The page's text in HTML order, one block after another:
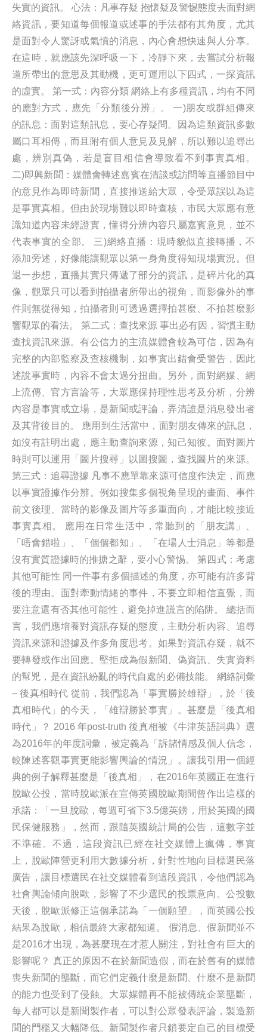
失實的資訊。 心法：凡事存疑 抱懷疑及警惕態度去面對網
絡資訊，要知道每個報道或述事的手法都有其角度，尤其
是面對令人驚訝或氣憤的消息，內心會想快速與人分享。
在這時，就應該先深呼吸一下，冷靜下來，去嘗試分析報
道所帶出的意思及其動機，更可運用以下四式，一探資訊
的虛實。 第一式：內容分類 網絡上有多種資訊，均有不同
的應對方式，應先「分類後分辨」。 一)朋友或群組傳來
的訊息：面對這類訊息，要心存疑問。因為這類資訊多數
屬口耳相傳，而且附有個人意見及見解，所以難以追尋出
處，辨別真偽，若是盲目相信會導致看不到事實真相。
二)即興新聞：媒體會轉述嘉賓在清談或訪問等直播節目中
的意見作為即時新聞，直接推送給大眾，令受眾誤以為這
是事實真相。但由於現場難以即時查核，市民大眾應有意
識知道內容未經證實，懂得分辨內容只屬嘉賓意見，並不
代表事實的全部。 三)網絡直播：現時貌似直接轉播，不
添加旁述，好像能讓觀眾以第一身角度得知現場實況。但
退一步想，直播其實只傳遞了部分的資訊，是碎片化的真
像，觀眾只可以看到拍攝者所帶出的視角，而影像外的事
件則無從得知，拍攝者則可透過選擇拍甚麼、不拍甚麼影
響觀眾的看法。 第二式：查找來源 事出必有因，習慣主動
查找資訊來源。有公信力的主流媒體會較為可信，因為有
完整的內部監察及查核機制，如事實出錯會受警告，因此
述說事實時，內容不會太過分扭曲。另外，面對網媒、網
上流傳、官方言論等，大眾應保持理性思考及分析，分辨
內容是事實或立場，是新聞或評論，弄清誰是消息發出者
及其背後目的。 應用到生活當中，面對朋友傳來的訊息，
如沒有註明出處，應主動查詢來源，知己知彼。面對圖片
時則可以運用「圖片搜尋」以圖搜圖，查找圖片的來源。
第三式：追尋證據 凡事不應單靠來源可信度作決定，而應
以事實證據作分辨。例如搜集多個視角呈現的畫面、事件
前文後理、當時的影像及圖片等多重面向，才能比較接近
事實真相。 應用在日常生活中，常聽到的「朋友講」、
「唔會錯啦」、「個個都知」、「在場人士消息」等都是
沒有實質證據時的推搪之辭，要小心警惕。 第四式：考慮
其他可能性 同一件事有多個描述的角度，亦可能有許多背
後的理由。面對牽動情緒的事件，不要立即相信直覺，而
要注意還有否其他可能性，避免掉進謊言的陷阱。 總括而
言，我們應培養對資訊存疑的態度，主動分析內容、追尋
資訊來源和證據及作多角度思考。如果對資訊存疑，就不
要轉發或作出回應。堅拒成為假新聞、偽資訊、失實資料
的幫兇，是在資訊紛亂的時代自處的必備技能。 網絡詞彙
– 後真相時代 從前，我們認為「事實勝於雄辯」，於「後
真相時代」的今天，「雄辯勝於事實」。甚麼是「後真相
時代」？ 2016 年post-truth 後真相被《牛津英語詞典》選
為2016年的年度詞彙，被定義為「訴諸情感及個人信念，
較陳述客觀事實更能影響輿論的情況」。讓我引用一個經
典的例子解釋甚麼是「後真相」，在2016年英國正在進行
脫歐公投，當時脫歐派在宣傳英國脫歐期間曾作出這樣的
承諾：「一旦脫歐，每週可省下3.5億英鎊，用於英國的國
民保健服務」，然而，跟隨英國統計局的公告，這數字並
不準確。不過，這段資訊已經在社交媒體上瘋傳，事實
上，脫歐陣營更利用大數據分析，針對性地向目標選民落
廣告，讓目標選民在社交媒體看到這段資訊，令他們認為
社會輿論傾向脫歐，影響了不少選民的投票意向。公投數
天後，脫歐派修正這個承諾為「一個願望」，而英國公投
結果為脫歐，相信最終大家都知道。 假消息、假新聞並不
是2016才出現，為甚麼現在才惹人關注，對社會有巨大的
影響呢？ 真正的原因不在於新聞造假，而在於舊有的媒體
喪失新聞的壟斷，而它們定義什麼是新聞、什麼不是新聞
的能力也受到了侵蝕。大眾媒體再不能被傳統企業壟斷，
每人都可以是新聞製作者，可以對公眾發表評論，製造新
聞的門檻又大幅降低。新聞製作者只鎖要定自己的目標受